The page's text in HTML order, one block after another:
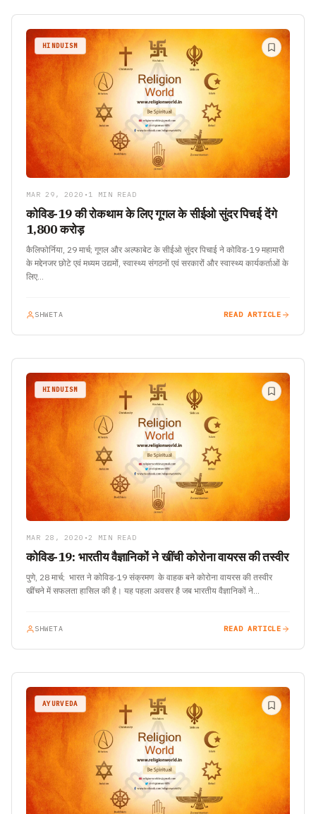
HINDUISM
MAR 29, 2020 • 1 MIN READ
कोविड-19 की रोकथाम के लिए गूगल के सीईओ सुंदर पिचई देंगे
1,800 करोड़
कैलिफोर्निया, 29 मार्च; गूगल और अल्फाबेट के सीईओ सुंदर पिचाई ने कोविड-19 महामारी
के मद्देनजर छोटे एवं मध्यम उद्यमों, स्वास्थ्य संगठनों एवं सरकारों और स्वास्थ्य कार्यकर्ताओं के
लिए…
SHWETA READ ARTICLE
HINDUISM
MAR 28, 2020 •2 MIN READ
कोविड-19: भारतीय वैज्ञानिकों ने खींची कोरोना वायरस की तस्वीर
पुणे, 28 मार्च; भारत ने कोविड-19 संक्रमण के वाहक बने कोरोना वायरस की तस्वीर
खींचने में सफलता हासिल की है। यह पहला अवसर है जब भारतीय वैज्ञानिकों ने…
SHWETA READ ARTICLE
AYURVEDA